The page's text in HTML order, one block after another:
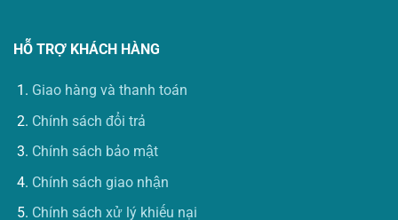
HỖ TRỢ KHÁCH HÀNG
Giao hàng và thanh toán
Chính sách đổi trả
Chính sách bảo mật
Chính sách giao nhận
Chính sách xử lý khiếu nại